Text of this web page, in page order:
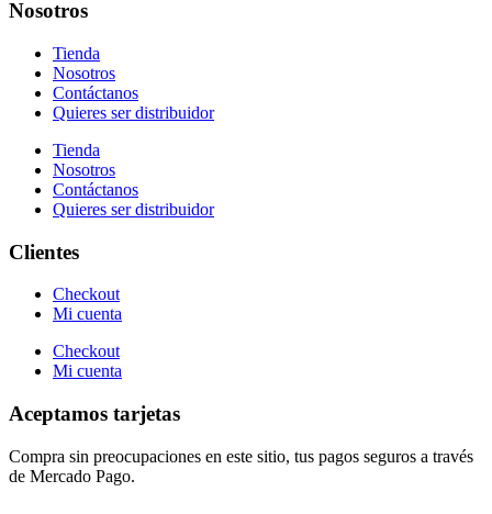
Nosotros
Tienda
Nosotros
Contáctanos
Quieres ser distribuidor
Tienda
Nosotros
Contáctanos
Quieres ser distribuidor
Clientes
Checkout
Mi cuenta
Checkout
Mi cuenta
Aceptamos tarjetas
Compra sin preocupaciones en este sitio, tus pagos seguros a través
de Mercado Pago.